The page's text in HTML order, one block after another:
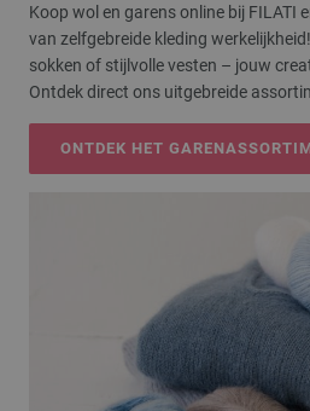
Koop wol en garens online bij FILATI
van zelfgebreide kleding
sokken of stijlvolle vesten – jouw
Ontdek direct ons uitgebreide
ONTDEK HET